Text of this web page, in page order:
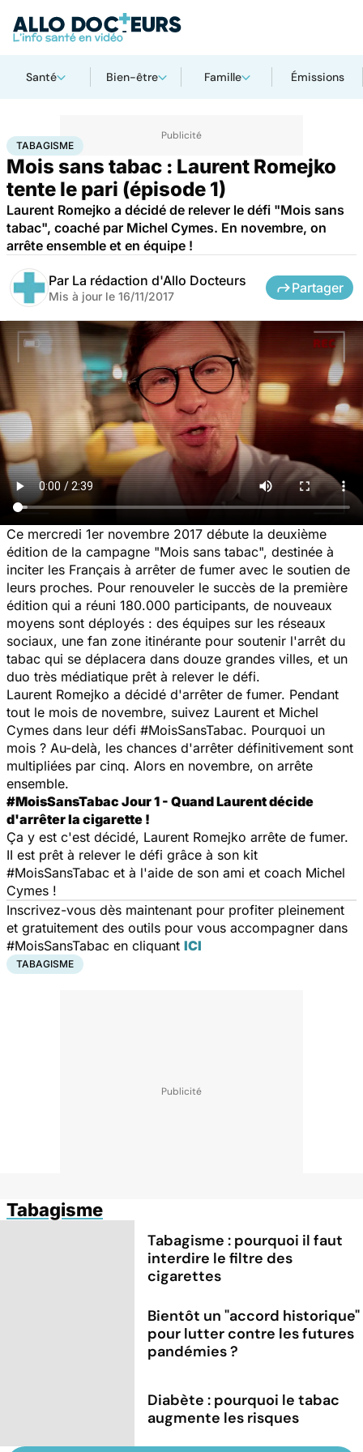
Santé Bien-être Famille Émissions
AccueilSanté Maladies Tabagisme
TABAGISME
Mois sans tabac : Laurent Romejko
tente le pari (épisode 1)
Laurent Romejko a décidé de relever le défi "Mois sans
tabac", coaché par Michel Cymes. En novembre, on
arrête ensemble et en équipe !
Par La rédaction d'Allo Docteurs
Mis à jour le 16/11/2017
Partager
Ce mercredi 1er novembre 2017 débute la deuxième
édition de la campagne "Mois sans tabac", destinée à
inciter les Français à arrêter de fumer avec le soutien de
leurs proches. Pour renouveler le succès de la première
édition qui a réuni 180.000 participants, de nouveaux
moyens sont déployés : des équipes sur les réseaux
sociaux, une fan zone itinérante pour soutenir l'arrêt du
tabac qui se déplacera dans douze grandes villes, et un
duo très médiatique prêt à relever le défi.
Laurent Romejko a décidé d'arrêter de fumer. Pendant
tout le mois de novembre, suivez Laurent et Michel
Cymes dans leur défi #MoisSansTabac. Pourquoi un
mois ? Au-delà, les chances d'arrêter définitivement sont
multipliées par cinq. Alors en novembre, on arrête
ensemble.
#MoisSansTabac Jour 1 - Quand Laurent décide
d'arrêter la cigarette !
Ça y est c'est décidé, Laurent Romejko arrête de fumer.
II est prêt à relever le défi grâce à son kit
#MoisSansTabac et à l'aide de son ami et coach Michel
Cymes !
Inscrivez-vous dès maintenant pour profiter pleinement
et gratuitement des outils pour vous accompagner dans
#MoisSansTabac en cliquant ICI
TABAGISME
Tabagisme
Tabagisme : pourquoi il faut
interdire le filtre des
cigarettes
Bientôt un "accord historique"
pour lutter contre les futures
pandémies ?
Diabète : pourquoi le tabac
augmente les risques